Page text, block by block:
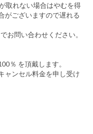
取れない場合はやむを得
がございますので遅れる
お問い合わせください。
％ を頂戴します。
ャンセル料金を申し受け